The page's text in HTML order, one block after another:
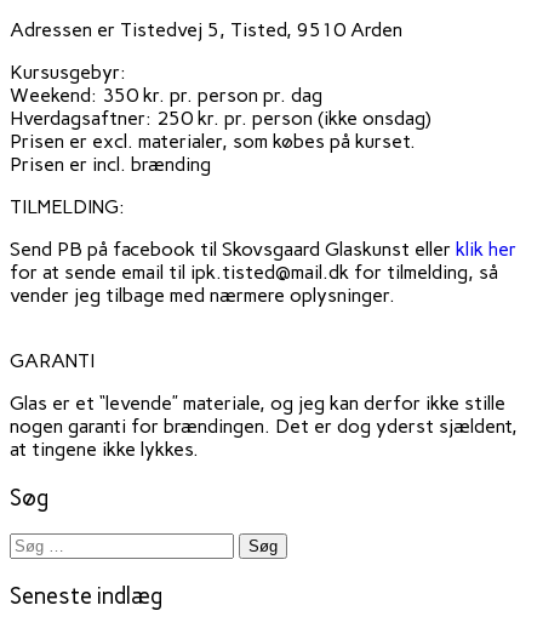
Adressen er Tistedvej 5, Tisted, 9510 Arden
Kursusgebyr:
Weekend: 350 kr. pr. person pr. dag
Hverdagsaftner: 250 kr. pr. person (ikke onsdag)
Prisen er excl. materialer, som købes på kurset.
Prisen er incl. brænding
TILMELDING:
Send PB på facebook til Skovsgaard Glaskunst eller klik her
for at sende email til ipk.tisted@mail.dk for tilmelding, så
vender jeg tilbage med nærmere oplysninger.
GARANTI
Glas er et “levende” materiale, og jeg kan derfor ikke stille
nogen garanti for brændingen. Det er dog yderst sjældent,
at tingene ikke lykkes.
Søg
Søg
efter:
Seneste indlæg